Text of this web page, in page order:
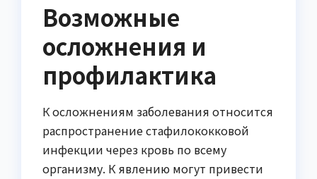
Возможные
осложнения и
профилактика
К осложнениям заболевания относится
распространение стафилококковой
инфекции через кровь по всему
организму. К явлению могут привести